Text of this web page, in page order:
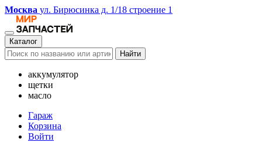
Москва ул. Бирюсинка д. 1/18 строение 1
Каталог
Найти
аккумулятор
щетки
масло
Гараж
Корзина
Войти